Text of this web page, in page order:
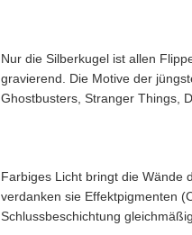
Nur die Silberkugel ist allen
gravierend. Die Motive der
Ghostbusters, Stranger Things,
Farbiges Licht bringt die Wände
verdanken sie Effektpigmenten
Schlussbeschichtung